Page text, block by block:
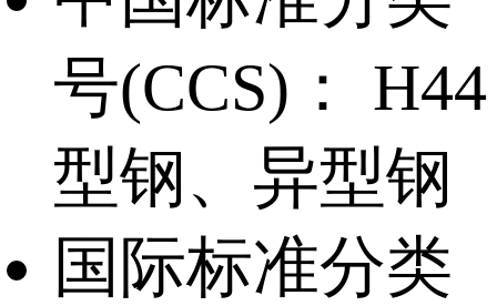
号(CCS)：
H44
型钢、异型钢
国际标准分类